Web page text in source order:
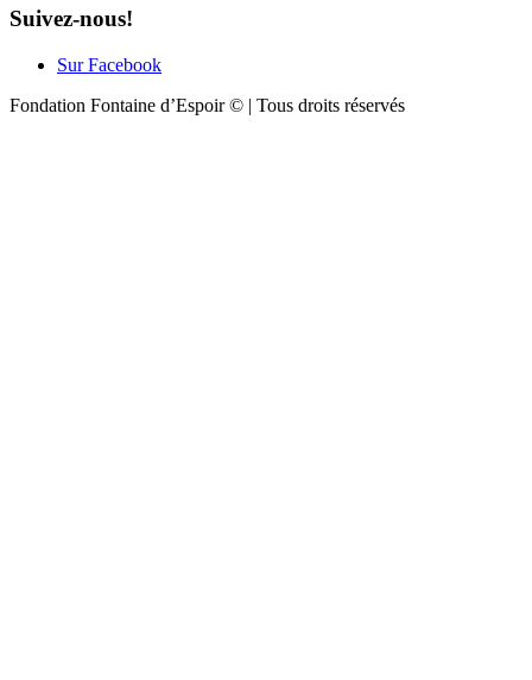
Suivez-nous!
Sur Facebook
Fondation Fontaine d’Espoir © | Tous droits réservés